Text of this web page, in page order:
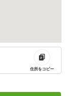
住所をコピー